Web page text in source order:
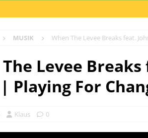
MUSIK When The Levee Breaks feat.
Levee Breaks
Playing For
Klaus 0